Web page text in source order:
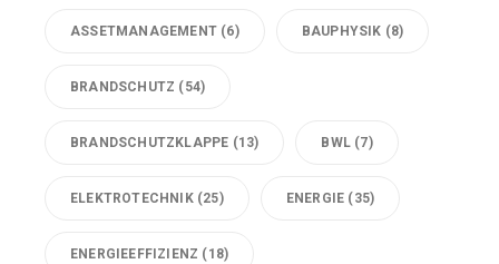
ASSETMANAGEMENT (6) BAUPHYSIK (8)
BRANDSCHUTZ (54)
BRANDSCHUTZKLAPPE (13) BWL (7)
ELEKTROTECHNIK(25) ENERGIE (35)
ENERGIEEFFIZIENZ (18)